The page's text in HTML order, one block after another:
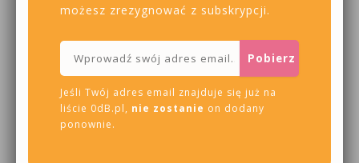
możesz zrezygnować z subskrypcji.
Jeśli Twój adres email znajduje się już na
liście 0dB.pl, nie zostanie on dodany
ponownie.